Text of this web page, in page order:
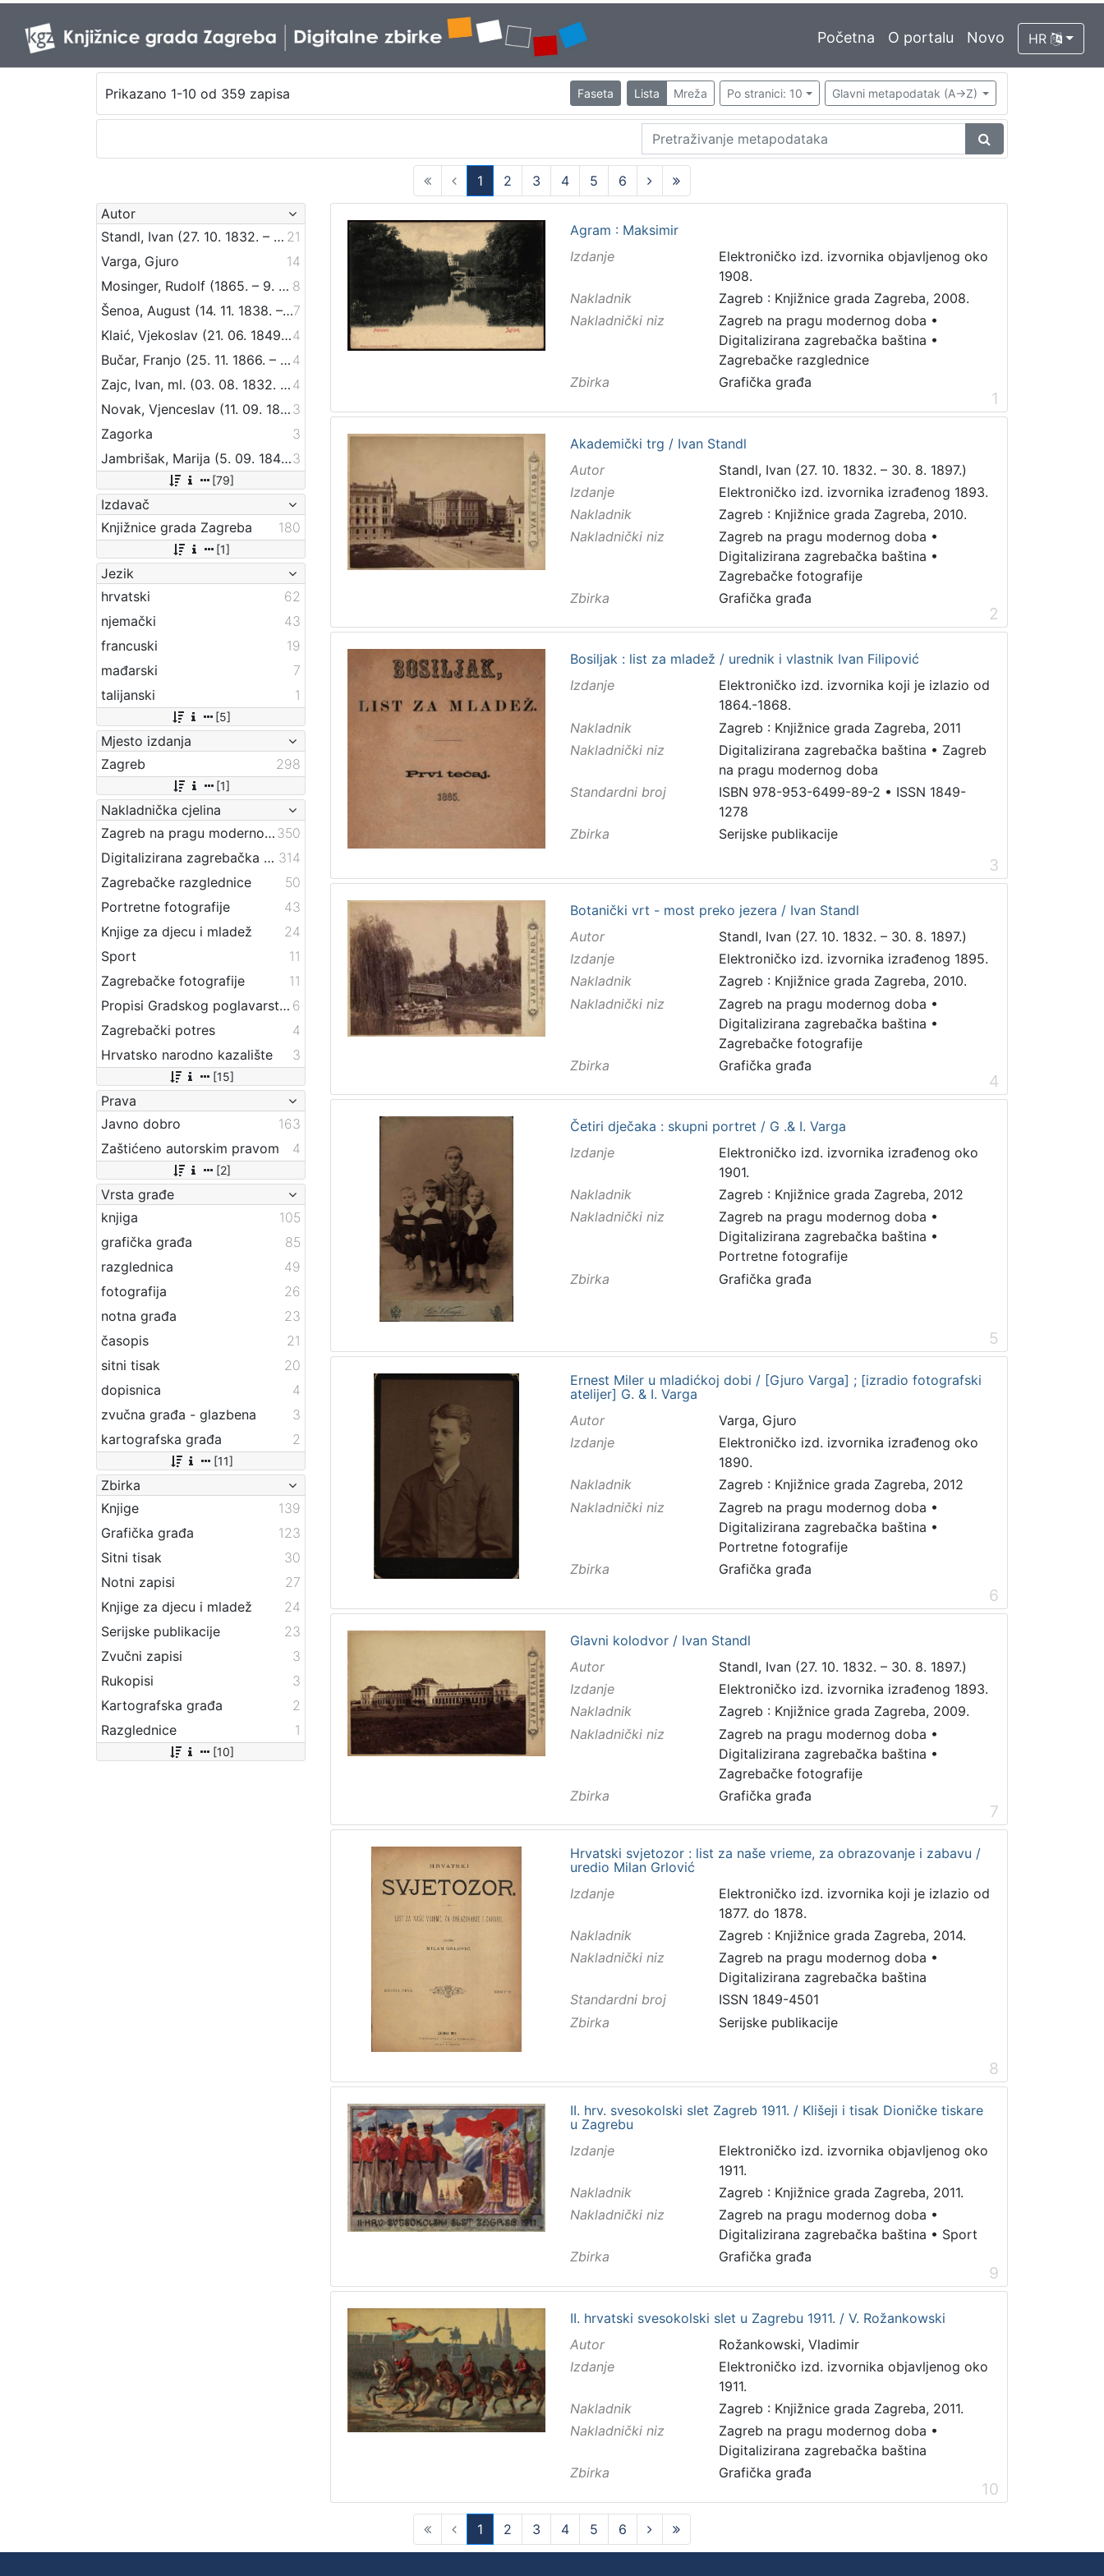
Početna O portalu Novo HR
Prikazano 1-10 od 359 zapisa Faseta Lista Mreža Po stranici: 10 Glavni metapodatak (A->Z)
1
(current)
2 3 4 5
6
Autor
Standl, Ivan (27. 10. 1832. – 30. 8. 1897.) 21
Varga, Gjuro
14
Mosinger, Rudolf (1865. – 9. 10. 1918.) 8
Šenoa, August (14. 11. 1838. – 13. 12. 1881.)7
Klaić, Vjekoslav (21. 06. 1849. – 01. 07. 1928.)4
Bučar, Franjo (25. 11. 1866. – 26. 12. 1946.) 4
Zajc, Ivan, ml. (03. 08. 1832. – 16. 12. 1914.) 4
Novak, Vjenceslav (11. 09. 1859 – 20. 09. 1905) 3
Zagorka
3
Jambrišak, Marija (5. 09. 1847 – 23. 01. 1937)3
[79]
Izdavač
Knjižnice grada Zagreba
180
[1]
Jezik
hrvatski
62
njemački
43
francuski
19
mađarski
7
talijanski
1
[5]
Mjesto izdanja
Zagreb
298
[1]
Nakladnička cjelina
Zagreb na pragu modernog doba 350
Digitalizirana zagrebačka baština 314
Zagrebačke razglednice
50
Portretne fotografije
43
Knjige za djecu i mladež
24
Sport
11
Zagrebačke fotografije
11
Propisi Gradskog poglavarstva 6
Zagrebački potres
4
Hrvatsko narodno kazalište
3
[15]
Prava
Javno dobro
163
Zaštićeno autorskim pravom
4
[2]
Vrsta građe
knjiga
105
grafička građa
85
razglednica
49
fotografija
26
notna građa
23
časopis
21
sitni tisak
20
dopisnica
4
zvučna građa - glazbena
3
kartografska građa
2
[11]
Zbirka
Knjige
139
Grafička građa
123
Sitni tisak
30
Notni zapisi
27
Knjige za djecu i mladež
24
Serijske publikacije
23
Zvučni zapisi
3
Rukopisi
3
Kartografska građa
2
Razglednice
1
[10]
Agram : Maksimir
Izdanje
Elektroničko izd. izvornika objavljenog oko
1908.
Nakladnik
Zagreb : Knjižnice grada Zagreba, 2008.
Nakladnički niz
Zagreb na pragu modernog doba •
Digitalizirana zagrebačka baština •
Zagrebačke razglednice
Zbirka
Grafička građa
1
Akademički trg / Ivan Standl
Autor
Standl, Ivan (27. 10. 1832. – 30. 8. 1897.)
Izdanje
Elektroničko izd. izvornika izrađenog 1893.
Nakladnik
Zagreb : Knjižnice grada Zagreba, 2010.
Nakladnički niz
Zagreb na pragu modernog doba •
Digitalizirana zagrebačka baština •
Zagrebačke fotografije
Zbirka
Grafička građa
2
Bosiljak : list za mladež / urednik i vlastnik Ivan Filipović
Izdanje
Elektroničko izd. izvornika koji je izlazio od
1864.-1868.
Nakladnik
Zagreb : Knjižnice grada Zagreba, 2011
Nakladnički niz
Digitalizirana zagrebačka baština • Zagreb
na pragu modernog doba
Standardni broj
ISBN 978-953-6499-89-2 • ISSN 1849-
1278
Zbirka
Serijske publikacije
3
Botanički vrt - most preko jezera / Ivan Standl
Autor
Standl, Ivan (27. 10. 1832. – 30. 8. 1897.)
Izdanje
Elektroničko izd. izvornika izrađenog 1895.
Nakladnik
Zagreb : Knjižnice grada Zagreba, 2010.
Nakladnički niz
Zagreb na pragu modernog doba •
Digitalizirana zagrebačka baština •
Zagrebačke fotografije
Zbirka
Grafička građa
4
Četiri dječaka : skupni portret / G .& I. Varga
Izdanje
Elektroničko izd. izvornika izrađenog oko
1901.
Nakladnik
Zagreb : Knjižnice grada Zagreba, 2012
Nakladnički niz
Zagreb na pragu modernog doba •
Digitalizirana zagrebačka baština •
Portretne fotografije
Zbirka
Grafička građa
5
Ernest Miler u mladićkoj dobi / [Gjuro Varga] ; [izradio fotografski
atelijer] G. & I. Varga
Autor
Varga, Gjuro
Izdanje
Elektroničko izd. izvornika izrađenog oko
1890.
Nakladnik
Zagreb : Knjižnice grada Zagreba, 2012
Nakladnički niz
Zagreb na pragu modernog doba •
Digitalizirana zagrebačka baština •
Portretne fotografije
Zbirka
Grafička građa
6
Glavni kolodvor / Ivan Standl
Autor
Standl, Ivan (27. 10. 1832. – 30. 8. 1897.)
Izdanje
Elektroničko izd. izvornika izrađenog 1893.
Nakladnik
Zagreb : Knjižnice grada Zagreba, 2009.
Nakladnički niz
Zagreb na pragu modernog doba •
Digitalizirana zagrebačka baština •
Zagrebačke fotografije
Zbirka
Grafička građa
7
Hrvatski svjetozor : list za naše vrieme, za obrazovanje i zabavu /
uredio Milan Grlović
Izdanje
Elektroničko izd. izvornika koji je izlazio od
1877. do 1878.
Nakladnik
Zagreb : Knjižnice grada Zagreba, 2014.
Nakladnički niz
Zagreb na pragu modernog doba •
Digitalizirana zagrebačka baština
Standardni broj
ISSN 1849-4501
Zbirka
Serijske publikacije
8
II. hrv. svesokolski slet Zagreb 1911. / Klišeji i tisak Dioničke tiskare
u Zagrebu
Izdanje
Elektroničko izd. izvornika objavljenog oko
1911.
Nakladnik
Zagreb : Knjižnice grada Zagreba, 2011.
Nakladnički niz
Zagreb na pragu modernog doba •
Digitalizirana zagrebačka baština • Sport
Zbirka
Grafička građa
9
II. hrvatski svesokolski slet u Zagrebu 1911. / V. Rožankowski
Autor
Rožankowski, Vladimir
Izdanje
Elektroničko izd. izvornika objavljenog oko
1911.
Nakladnik
Zagreb : Knjižnice grada Zagreba, 2011.
Nakladnički niz
Zagreb na pragu modernog doba •
Digitalizirana zagrebačka baština
Zbirka
Grafička građa
10
1
(current)
2 3 4 5 6